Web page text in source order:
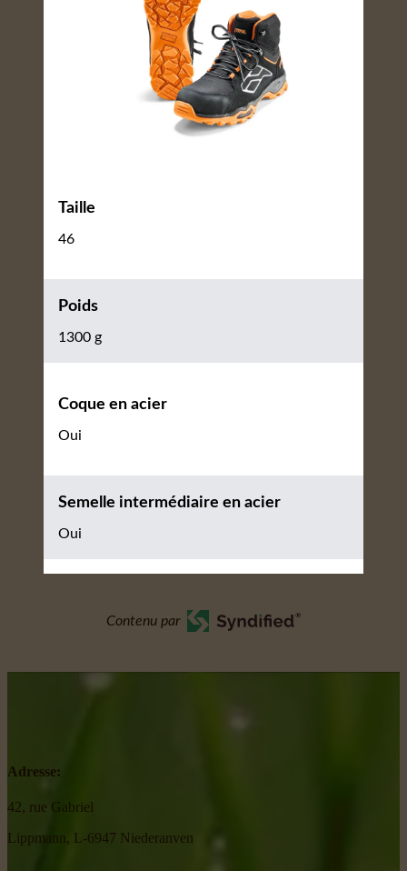
Taille
46
Poids
1300 g
Coque en acier
Oui
Semelle intermédiaire en acier
Oui
Contenu par
Adresse:
42, rue Gabriel
Lippmann, L-6947 Niederanven